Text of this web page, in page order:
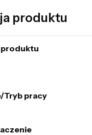
produktu
Tryb pracy